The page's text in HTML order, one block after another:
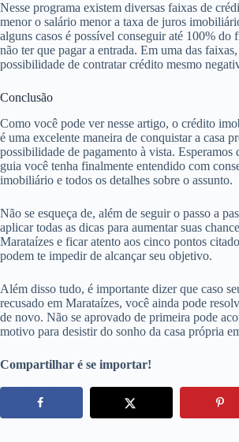
Nesse programa existem diversas faixas de
menor o salário menor a taxa de juros
alguns casos é possível conseguir até 100% do
não ter que pagar a entrada. Em uma das
possibilidade de contratar crédito mesmo
Conclusão
Como você pode ver nesse artigo, o crédito
é uma excelente maneira de conquistar a casa
possibilidade de pagamento à vista. Esperamos
guia você tenha finalmente entendido com
imobiliário e todos os detalhes sobre o assunto.
Não se esqueça de, além de seguir o passo a
aplicar todas as dicas para aumentar suas
Marataízes e ficar atento aos cinco pontos
podem te impedir de alcançar seu objetivo.
Além disso tudo, é importante dizer que caso
recusado em Marataízes, você ainda pode
de novo. Não se aprovado de primeira pode
motivo para desistir do sonho da casa própria
Compartilhar é se importar!